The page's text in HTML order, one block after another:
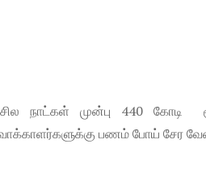
சில நாட்கள் முன்பு 440 கோடி
பணம் போய் சேர